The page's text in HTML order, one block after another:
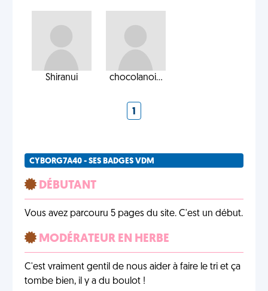
Shiranui chocolanoi...
1
CYBORG7A40 - SES BADGES VDM
DÉBUTANT
Vous avez parcouru 5 pages du site. C'est un début.
MODÉRATEUR EN HERBE
C'est vraiment gentil de nous aider à faire le tri et ça
tombe bien, il y a du boulot !